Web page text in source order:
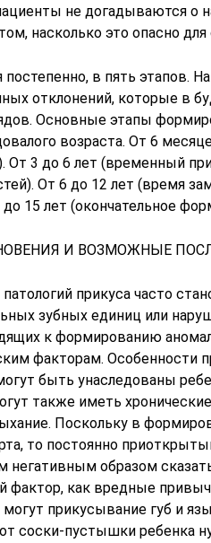
не догадываются о
насколько это опасно
в пять этапов.
отклонений, которые в
Основные этапы
возраста. От 6
От 3 до 6 лет (временный
От 6 до 12 лет (время
15 лет (окончательное
И ВОЗМОЖНЫЕ
прикуса часто
зубных единиц или
к формированию
факторам. Особенности
быть унаследованы
также иметь
Поскольку в
то постоянно
образом
фактор, как вредные
прикусывание губ и
соски-пустышки ребенка